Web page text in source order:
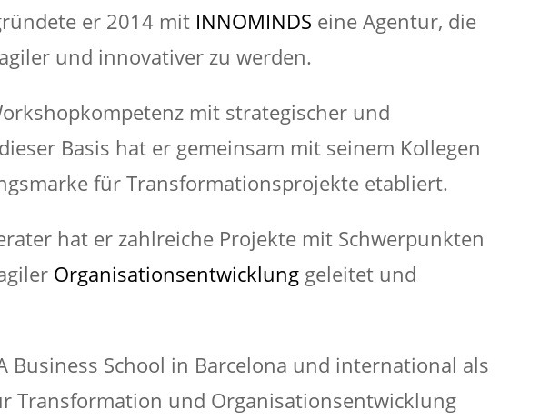
er 2014 mit INNOMINDS eine Agentur, die
und innovativer zu werden.
mit strategischer und
Basis hat er gemeinsam mit seinem Kollegen
für Transformationsprojekte etabliert.
hat er zahlreiche Projekte mit Schwerpunkten
Organisationsentwicklung geleitet und
Business School in Barcelona und international als
Transformation und Organisationsentwicklung